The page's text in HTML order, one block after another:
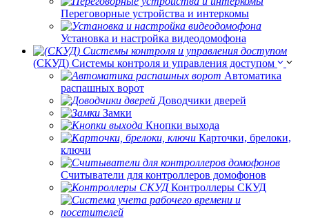
Переговорные устройства и интеркомы
Установка и настройка видеодомофона
(СКУД) Системы контроля и управления доступом
Автоматика
распашных ворот
Доводчики дверей
Замки
Кнопки выхода
Карточки, брелоки,
ключи
Считыватели для контроллеров домофонов
Контроллеры СКУД